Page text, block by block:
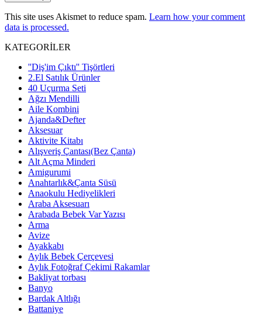
This site uses Akismet to reduce spam. Learn how your comment
data is processed.
KATEGORİLER
''Diş'im Çıktı'' Tişörtleri
2.El Satılık Ürünler
40 Uçurma Seti
Ağzı Mendilli
Aile Kombini
Ajanda&Defter
Aksesuar
Aktivite Kitabı
Alışveriş Çantası(Bez Çanta)
Alt Açma Minderi
Amigurumi
Anahtarlık&Çanta Süsü
Anaokulu Hediyelikleri
Araba Aksesuarı
Arabada Bebek Var Yazısı
Arma
Avize
Ayakkabı
Aylık Bebek Çerçevesi
Aylık Fotoğraf Çekimi Rakamlar
Bakliyat torbası
Banyo
Bardak Altlığı
Battaniye